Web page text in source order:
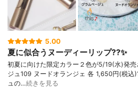
5.00
夏に似合うヌーディーリップ??✨
初夏に向けた限定カラー２色が5/19(水)発
ジュ109 ヌードオランジェ 各 1,650円(税込
ュの…続きを見る